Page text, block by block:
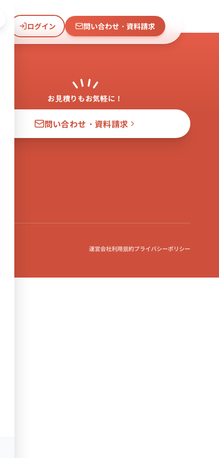
ログイン 問い合わせ・資料請求
お見積りもお気軽に！
問い合わせ・資料請求
運営会社利用規約プライバシーポリシー